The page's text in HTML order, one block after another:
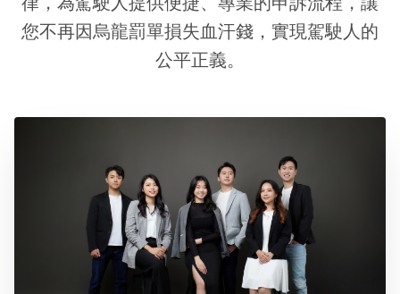
您不再因烏龍罰單損失血汗錢，實現駕駛人的
公平正義。